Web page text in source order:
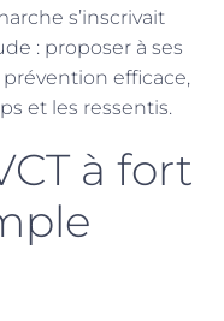
s’inscrivait
: proposer à ses
efficace,
et les ressentis.
à fort